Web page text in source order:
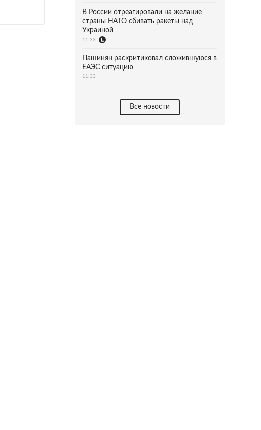
В России отреагировали на желание
страны НАТО сбивать ракеты над
Украиной
11:33
Пашинян раскритиковал сложившуюся в
ЕАЭС ситуацию
11:33
Все новости